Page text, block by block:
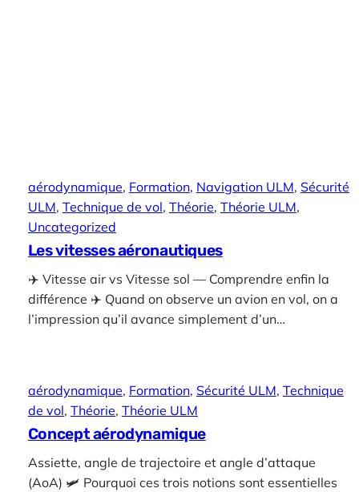
aérodynamique, Formation, Navigation ULM, Sécurité
ULM, Technique de vol, Théorie, Théorie ULM
Uncategorized
Les vitesses aéronautiques
✈️ Vitesse air vs Vitesse sol — Comprendre enfin la
différence ✈️ Quand on observe un avion en vol, on a
l’impression qu’il avance simplement d’un…
aérodynamique, Formation, Sécurité ULM, Technique
de vol, Théorie, Théorie ULM
Concept aérodynamique
Assiette, angle de trajectoire et angle d’attaque
(AoA) 🛩️ Pourquoi ces trois notions sont essentielles